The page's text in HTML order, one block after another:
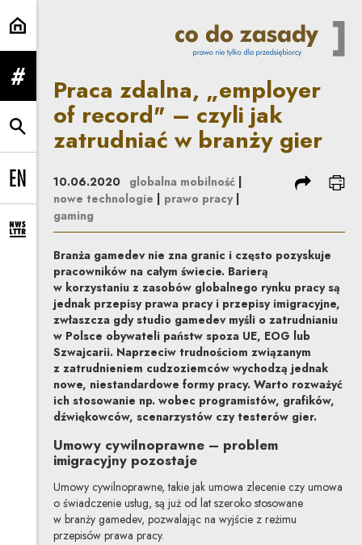
Praca zdalna, „employer of
rozwiń menu
rozwiń wyszukiwarkę
Change language to EN
rozwiń formularz zapisu na newsletter
Praca zdalna, „employer
of record" – czyli jak
zatrudniać w branży gier
10.06.2020 globalna mobilność|
nowe technologie
prawo pracy|
gaming
podziel się
Branża gamedev nie zna granic i często pozyskuje
pracowników na całym świecie. Barierą
w korzystaniu z zasobów globalnego rynku pracy są
jednak przepisy prawa pracy i przepisy imigracyjne,
zwłaszcza gdy studio gamedev myśli o zatrudnianiu
w Polsce obywateli państw spoza UE, EOG lub
Szwajcarii. Naprzeciw trudnościom związanym
z zatrudnieniem cudzoziemców wychodzą jednak
nowe, niestandardowe formy pracy. Warto rozważyć
ich stosowanie np. wobec programistów, grafików,
dźwiękowców, scenarzystów czy testerów gier.
Umowy cywilnoprawne – problem
imigracyjny pozostaje
Umowy cywilnoprawne, takie jak umowa zlecenie czy umowa
o świadczenie usług, są już od lat szeroko stosowane
w branży gamedev, pozwalając na wyjście z reżimu
przepisów prawa pracy.